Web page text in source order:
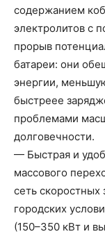
содержанием
электролитов с
прорыв
батареи: они
энергии,
быстреее
проблемами
долговечности.
— Быстрая и
массового
сеть
городских
(150–350 кВт и